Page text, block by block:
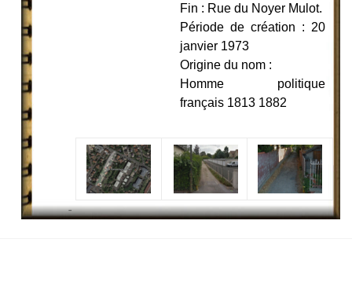
Fin : Rue du Noyer Mulot.
Période de création : 20
janvier 1973
Origine du nom :
Homme politique
français 1813 1882
-